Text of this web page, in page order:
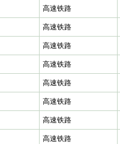
高速铁路
高速铁路
高速铁路
高速铁路
高速铁路
高速铁路
高速铁路
高速铁路